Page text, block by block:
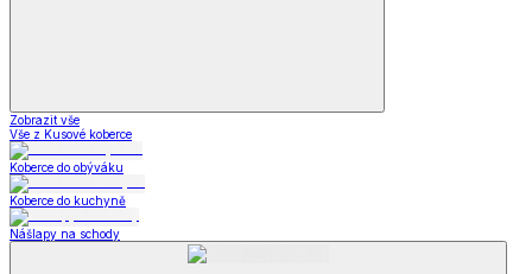
Zobrazit vše
Vše z Kusové koberce
Koberce do obýváku
Koberce do kuchyně
Nášlapy na schody